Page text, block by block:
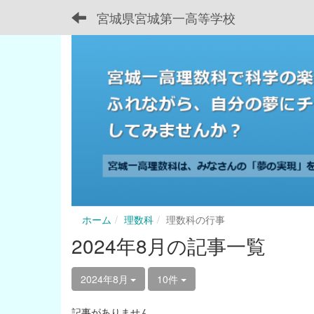
宮城県宮城第一高等学校
ホーム 理数科 理数科の行事
2024年8月の記事一覧
2024年8月 10件